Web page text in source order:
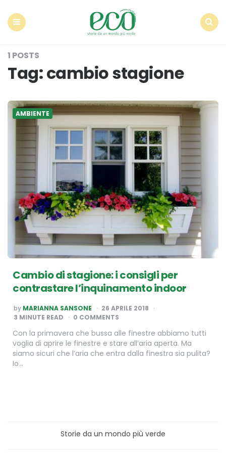
1 POSTS
Tag:cambio stagione
AMBIENTE
Cambio di stagione: i consigli per
contrastare l’inquinamento indoor
POSTED
BY
by MARIANNA SANSONE
26 APRILE 2018
3 MINUTE READ 0 COMMENTS
Con la primavera che bussa alle finestre abbiamo tutti
voglia di aprire le finestre e stare all’aria aperta. Ma
siamo sicuri che l’aria che entra dalla finestra sia pulita?
Io…
Storie da un mondo più verde